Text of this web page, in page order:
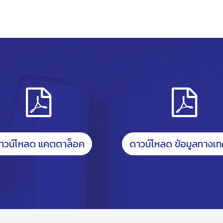
วน์โหลด แคตตาล็อค ดาวน์โหลด ข้อมูลทางเ